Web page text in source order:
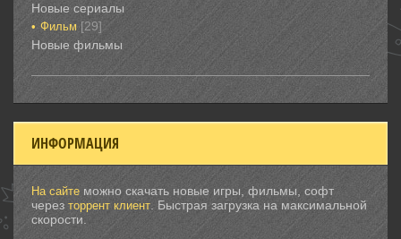
Новые сериалы
Фильм [29]
Новые фильмы
ИНФОРМАЦИЯ
На сайте можно скачать новые игры, фильмы, софт
через торрент клиент . Быстрая загрузка на максимальной
скорости.